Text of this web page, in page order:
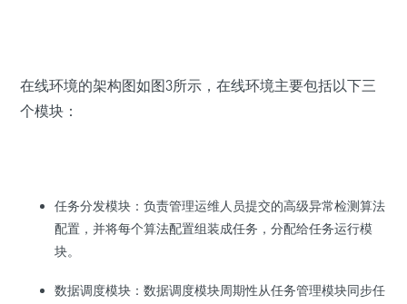
在线环境的架构图如图3所示，在线环境主要包括以下三
个模块：
任务分发模块：负责管理运维人员提交的高级异常检测算法
配置，并将每个算法配置组装成任务，分配给任务运行模
块。
数据调度模块：数据调度模块周期性从任务管理模块同步任